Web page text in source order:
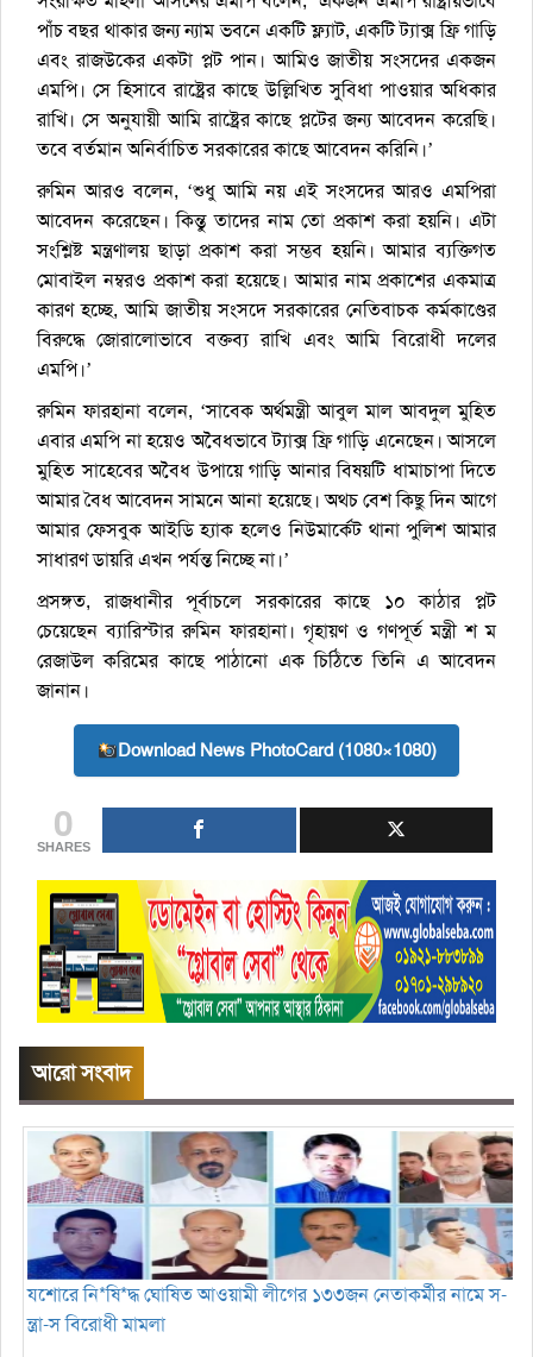
পাঁচ বছর থাকার জন্য ন্যাম ভবনে একটি ফ্ল্যাট, একটি ট্যাক্স ফ্রি গাড়ি
এবং রাজউকের একটা প্লট পান। আমিও জাতীয় সংসদের একজন
এমপি। সে হিসাবে রাষ্ট্রের কাছে উল্লিখিত সুবিধা পাওয়ার অধিকার
রাখি। সে অনুযায়ী আমি রাষ্ট্রের কাছে প্লটের জন্য আবেদন করেছি।
তবে বর্তমান অনির্বাচিত সরকারের কাছে আবেদন করিনি।’
রুমিন আরও বলেন, ‘শুধু আমি নয় এই সংসদের আরও এমপিরা
আবেদন করেছেন। কিন্তু তাদের নাম তো প্রকাশ করা হয়নি। এটা
সংশ্লিষ্ট মন্ত্রণালয় ছাড়া প্রকাশ করা সম্ভব হয়নি। আমার ব্যক্তিগত
মোবাইল নম্বরও প্রকাশ করা হয়েছে। আমার নাম প্রকাশের একমাত্র
কারণ হচ্ছে, আমি জাতীয় সংসদে সরকারের নেতিবাচক কর্মকাণ্ডের
বিরুদ্ধে জোরালোভাবে বক্তব্য রাখি এবং আমি বিরোধী দলের
এমপি।’
রুমিন ফারহানা বলেন, ‘সাবেক অর্থমন্ত্রী আবুল মাল আবদুল মুহিত
এবার এমপি না হয়েও অবৈধভাবে ট্যাক্স ফ্রি গাড়ি এনেছেন। আসলে
মুহিত সাহেবের অবৈধ উপায়ে গাড়ি আনার বিষয়টি ধামাচাপা দিতে
আমার বৈধ আবেদন সামনে আনা হয়েছে। অথচ বেশ কিছু দিন আগে
আমার ফেসবুক আইডি হ্যাক হলেও নিউমার্কেট থানা পুলিশ আমার
সাধারণ ডায়রি এখন পর্যন্ত নিচ্ছে না।’
প্রসঙ্গত, রাজধানীর পূর্বাচলে সরকারের কাছে ১০ কাঠার প্লট
চেয়েছেন ব্যারিস্টার রুমিন ফারহানা। গৃহায়ণ ও গণপূর্ত মন্ত্রী শ ম
রেজাউল করিমের কাছে পাঠানো এক চিঠিতে তিনি এ আবেদন
জানান।
Download News PhotoCard (1080×1080)
0
SHARES
আরো সংবাদ
যশোরে নি*ষি*দ্ধ ঘোষিত আওয়ামী লীগের ১৩৩জন নেতাকর্মীর নামে স-
ন্ত্রা-স বিরোধী মামলা